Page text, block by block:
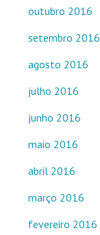
outubro 2016
setembro 2016
agosto 2016
julho 2016
junho 2016
maio 2016
abril 2016
março 2016
fevereiro 2016